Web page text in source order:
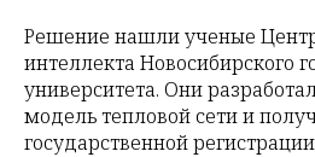
Решение нашли ученые
интеллекта Новосибирского
университета. Они
модель тепловой сети и
государственной